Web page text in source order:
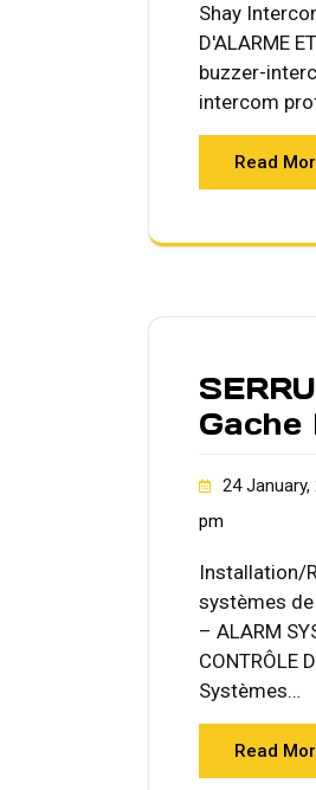
Shay
D'ALARME
buzzer-
intercom
Read
Gache
24 January,
pm
Installation/
systèmes de
– ALARM
CONTRÔLE
Systèmes…
Read